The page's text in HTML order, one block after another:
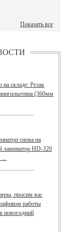
Показать все
складе: Резак
(360мм
снова на
ламинатор HD-320
...
просим вас
работы
новогодний